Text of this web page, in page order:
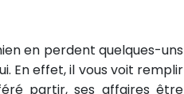
en perdent quelques-uns
En effet, il vous voit remplir
partir, ses affaires être